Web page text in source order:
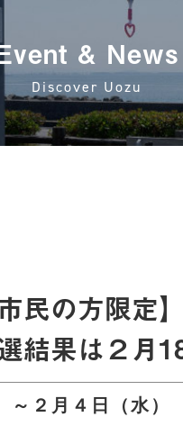
& News
Discover Uozu
民の方限定
結果は２月
２月４日（水）